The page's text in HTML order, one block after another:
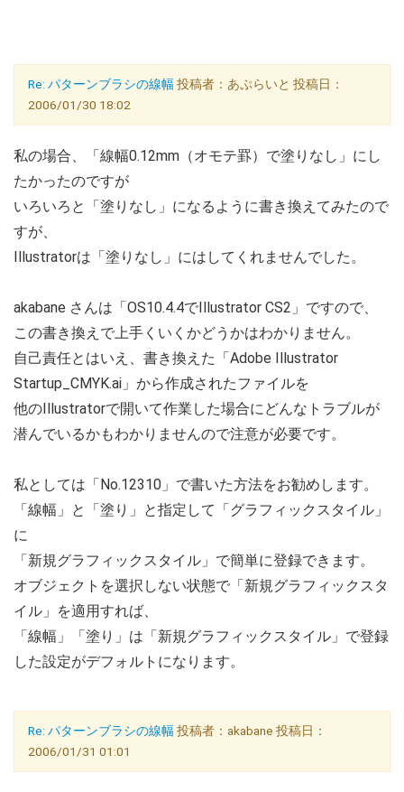
Re: パターンブラシの線幅投稿者：あぷらいと 投稿日：
2006/01/30 18:02
私の場合、「線幅0.12mm（オモテ罫）で塗りなし」にし
たかったのですが
いろいろと「塗りなし」になるように書き換えてみたので
すが、
Illustratorは「塗りなし」にはしてくれませんでした。
akabane さんは「OS10.4.4でIllustrator CS2」ですので、
この書き換えで上手くいくかどうかはわかりません。
自己責任とはいえ、書き換えた「Adobe Illustrator
Startup_CMYK.ai」から作成されたファイルを
他のIllustratorで開いて作業した場合にどんなトラブルが
潜んでいるかもわかりませんので注意が必要です。
私としては「No.12310」で書いた方法をお勧めします。
「線幅」と「塗り」と指定して「グラフィックスタイル」
に
「新規グラフィックスタイル」で簡単に登録できます。
オブジェクトを選択しない状態で「新規グラフィックスタ
イル」を適用すれば、
「線幅」「塗り」は「新規グラフィックスタイル」で登録
した設定がデフォルトになります。
Re: パターンブラシの線幅投稿者：akabane 投稿日：
2006/01/31 01:01